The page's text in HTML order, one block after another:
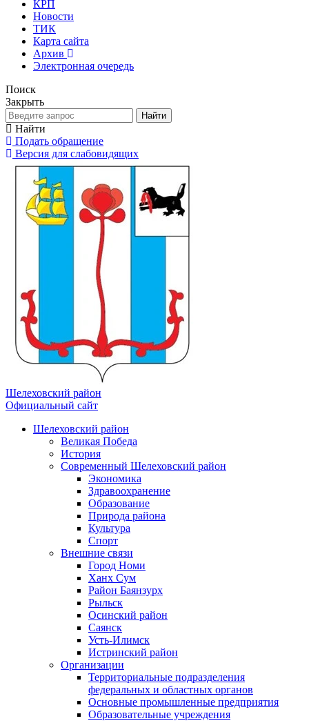
КРП
Новости
ТИК
Карта сайта
Архив
Электронная очередь
Поиск
Закрыть
Найти
Найти
Подать обращение
Версия для слабовидящих
Шелеховский район
Официальный сайт
Шелеховский район
Великая Победа
История
Современный Шелеховский район
Экономика
Здравоохранение
Образование
Природа района
Культура
Спорт
Внешние связи
Город Номи
Ханх Сум
Район Баянзурх
Рыльск
Осинский район
Саянск
Усть-Илимск
Истринский район
Организации
Территориальные подразделения
федеральных и областных органов
Основные промышленные предприятия
Образовательные учреждения